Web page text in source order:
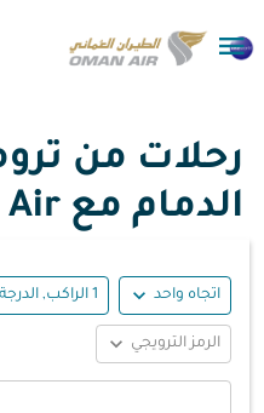

رحلات من
الدمام مع Oman Air بدءًا
اتجاه واحد expand_more 1 الراكب, الدرجة السياحية
الرمز الترويجي expand_more